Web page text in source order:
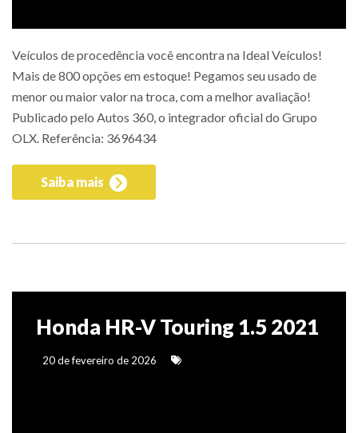
Veículos de procedência você encontra na Ideal Veículos!
Mais de 800 opções em estoque! Pegamos seu usado de
menor ou maior valor na troca, com a melhor avaliação!
Publicado pelo Autos 360, o integrador oficial do Grupo
OLX. Referência: 3696434
Saiba mais
Honda HR-V Touring 1.5 2021
20 de fevereiro de 2026